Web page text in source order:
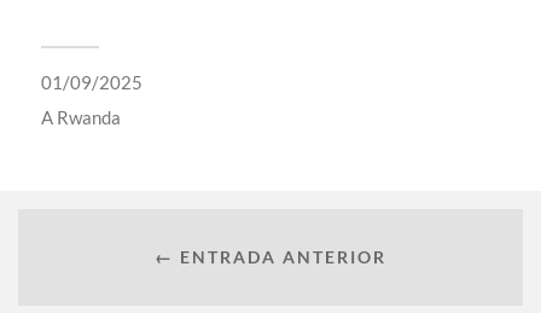
01/09/2025
A Rwanda
← ENTRADA ANTERIOR